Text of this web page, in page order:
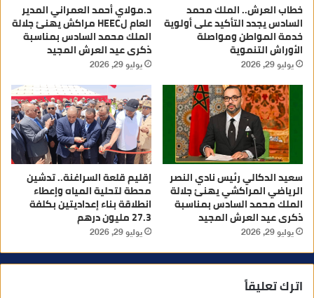
خطاب العرش.. الملك محمد
السادس يجدد التأكيد على أولوية
خدمة المواطن ومواصلة
الأوراش التنموية
يوليو 29, 2026
د.مولاي أحمد العمراني المدير
العام لHEEC مراكش يهنئ جلالة
الملك محمد السادس بمناسبة
ذكرى عيد العرش المجيد
يوليو 29, 2026
سعيد الدكالي رئيس نادي النصر
الرياضي المراكشي يهنئ جلالة
الملك محمد السادس بمناسبة
ذكرى عيد العرش المجيد
يوليو 29, 2026
إقليم قلعة السراغنة.. تدشين
محطة لتحلية المياه وإعطاء
انطلاقة بناء إعداديتين بكلفة
27.3 مليون درهم
يوليو 29, 2026
اترك تعليقاً